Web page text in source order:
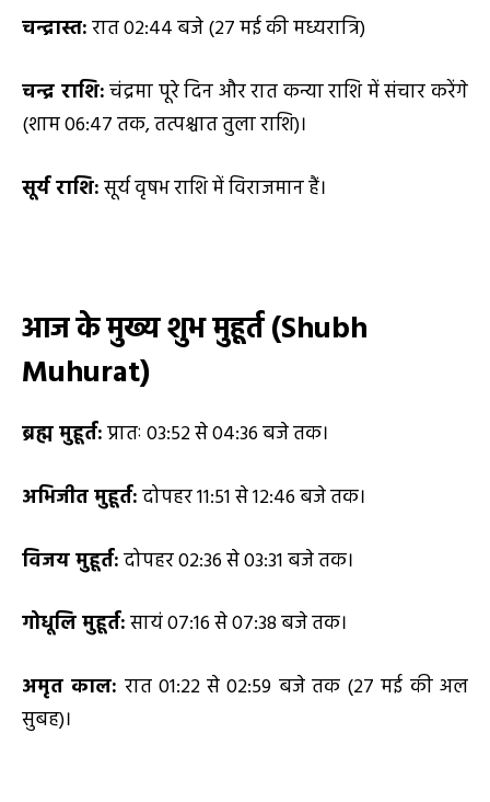
चन्द्रास्त:रात 02:44 बजे (27 मई की मध्यरात्रि)
चन्द्र राशि:चंद्रमा पूरे दिन और रात कन्या राशि में संचार करेंगे
(शाम 06:47 तक, तत्पश्चात तुला राशि)।
सूर्य राशि:सूर्य वृषभ राशि में विराजमान हैं।
आज के मुख्य शुभ मुहूर्त (Shubh
Muhurat)
ब्रह्म मुहूर्त:प्रातः 03:52 से 04:36 बजे तक।
अभिजीत मुहूर्त:दोपहर 11:51 से 12:46 बजे तक।
विजय मुहूर्त:दोपहर 02:36 से 03:31 बजे तक।
गोधूलि मुहूर्त:सायं 07:16 से 07:38 बजे तक।
अमृत काल: रात 01:22 से 02:59 बजे तक (27 मई की अल
सुबह)।